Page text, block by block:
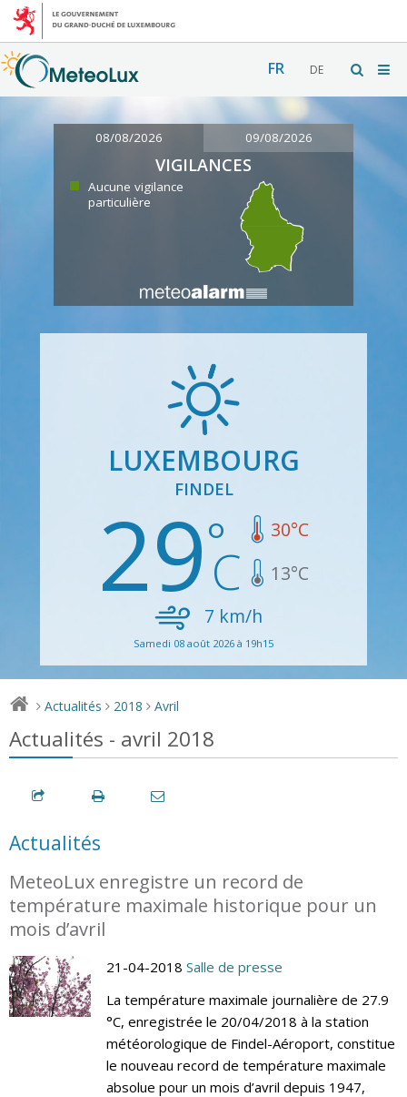
FR DE
08/08/2026 09/08/2026
VIGILANCES
Aucune vigilance
particulière
LUXEMBOURG
FINDEL
29 30°C
13°C
7 km/h
Samedi 08 août 2026 à 19h15
> Actualités > 2018 > Avril
Actualités - avril 2018
Actualités
MeteoLux enregistre un record de
température maximale historique pour un
mois d’avril
21-04-2018 Salle de presse
La température maximale journalière de 27.9
°C, enregistrée le 20/04/2018 à la station
météorologique de Findel-Aéroport, constitue
le nouveau record de température maximale
absolue pour un mois d’avril depuis 1947,